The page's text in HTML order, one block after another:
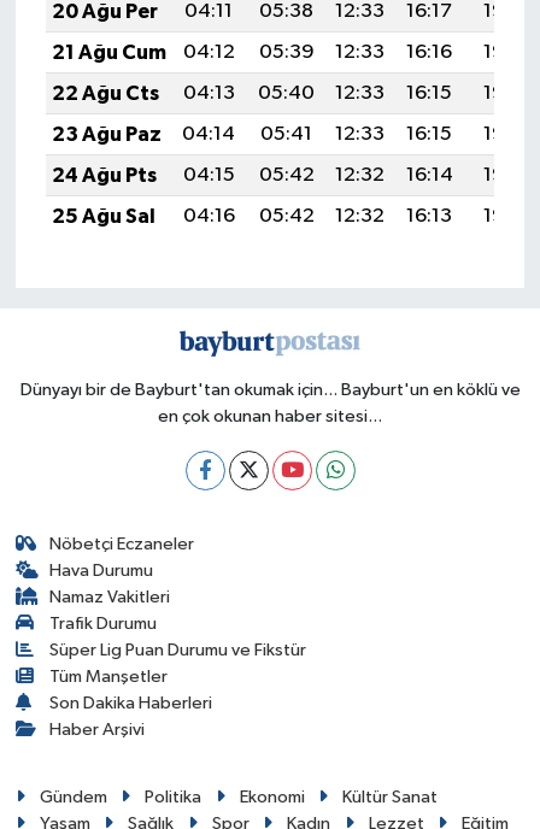
20 Ağu Per
04:11 05:38 12:33 16:17
19:18
21 Ağu Cum
04:12 05:39 12:33 16:16
19:17
22 Ağu Cts
04:13 05:40 12:33 16:15
19:16
23 Ağu Paz
04:14 05:41 12:33 16:15
19:14
24 Ağu Pts
04:15 05:42 12:32 16:14
19:13
25 Ağu Sal
04:16 05:42 12:32 16:13 19:12
Dünyayı bir de Bayburt'tan okumak için... Bayburt'un en köklü ve
en çok okunan haber sitesi...
Nöbetçi Eczaneler
Hava Durumu
Namaz Vakitleri
Trafik Durumu
Süper Lig Puan Durumu ve Fikstür
Tüm Manşetler
Son Dakika Haberleri
Haber Arşivi
Gündem Politika Ekonomi
Kültür Sanat
Yaşam
Sağlık Spor Kadın Lezzet Eğitim